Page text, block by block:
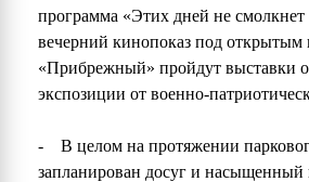
программа «Этих дней не смолкнет
вечерний кинопоказ под открытым
«Прибрежный» пройдут выставки
экспозиции от военно-
- В целом на протяжении
запланирован досуг и насыщенный